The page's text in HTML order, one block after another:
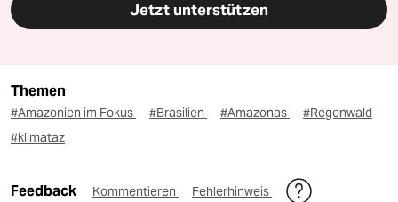
Jetzt unterstützen
Themen
#Amazonien im Fokus #Brasilien #Amazonas
#Regenwald
#klimataz
Feedback Kommentieren Fehlerhinweis